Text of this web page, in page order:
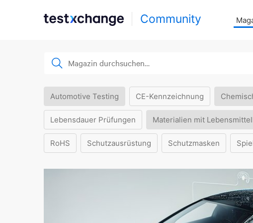
Community
Automotive Testing CE-Kennzeichnung
Lebensdauer Prüfungen Materialien mit
RoHS Schutzausrüstung Schutzmasken